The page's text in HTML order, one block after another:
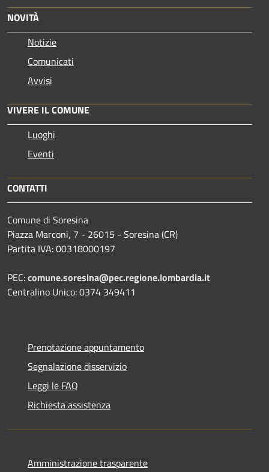
NOVITÀ
Notizie
Comunicati
Avvisi
VIVERE IL COMUNE
Luoghi
Eventi
CONTATTI
Comune di Soresina
Piazza Marconi, 7 - 26015 - Soresina (CR)
Partita IVA: 00318000197
PEC:comune.soresina@pec.regione.lombardia.it
Centralino Unico: 0374 349411
Prenotazione appuntamento
Segnalazione disservizio
Leggi le FAQ
Richiesta assistenza
Amministrazione trasparente